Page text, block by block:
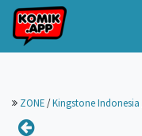
ZONE /Kingstone Indonesia